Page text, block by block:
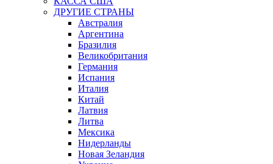
ДРУГИЕ СТРАНЫ
Австралия
Аргентина
Бразилия
Великобритания
Германия
Испания
Италия
Китай
Латвия
Литва
Мексика
Нидерланды
Новая Зеландия